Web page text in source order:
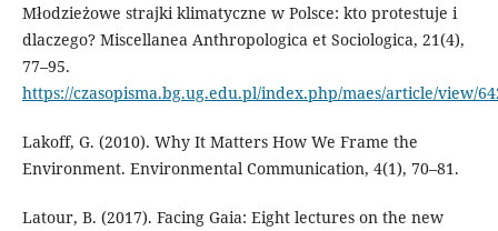
Młodzieżowe strajki klimatyczne w Polsce: kto protestuje i
dlaczego? Miscellanea Anthropologica et Sociologica, 21(4),
77–95.
https://czasopisma.bg.ug.edu.pl/index.php/maes/article/view/
Lakoff, G. (2010). Why It Matters How We Frame the
Environment. Environmental Communication, 4(1), 70–81.
Latour, B. (2017). Facing Gaia: Eight lectures on the new